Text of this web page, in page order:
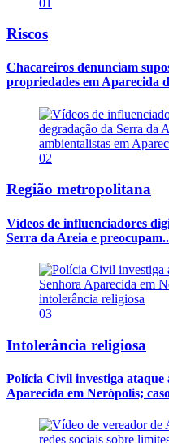
Riscos
Chacareiros denunciam
propriedades em Aparecida
02
Região metropolitana
Vídeos de influenciadores
Serra da Areia e
03
Intolerância religiosa
Polícia Civil investiga ataque
Aparecida em Nerópolis;